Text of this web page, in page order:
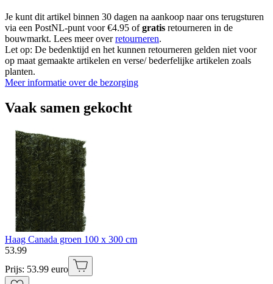
Je kunt dit artikel binnen 30 dagen na aankoop naar ons terugsturen
via een PostNL-punt voor €4.95 ofgratis retourneren in de
bouwmarkt. Lees meer overretourneren.
Let op: De bedenktijd en het kunnen retourneren gelden niet voor
op maat gemaakte artikelen en verse/ bederfelijke artikelen zoals
planten.
Meer informatie over de bezorging
Vaak samen gekocht
Haag Canada groen 100 x 300 cm
53.99
Prijs: 53.99 euro